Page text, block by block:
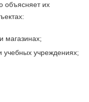
объясняет их
магазинах;
учебных учреждениях;